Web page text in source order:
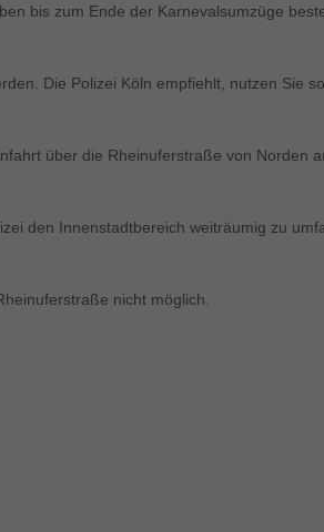
bis zum Ende der Karnevalsumzüge
Die Polizei Köln empfiehlt, nutzen Sie
über die Rheinuferstraße von Norden
den Innenstadtbereich weiträumig zu
nicht möglich.